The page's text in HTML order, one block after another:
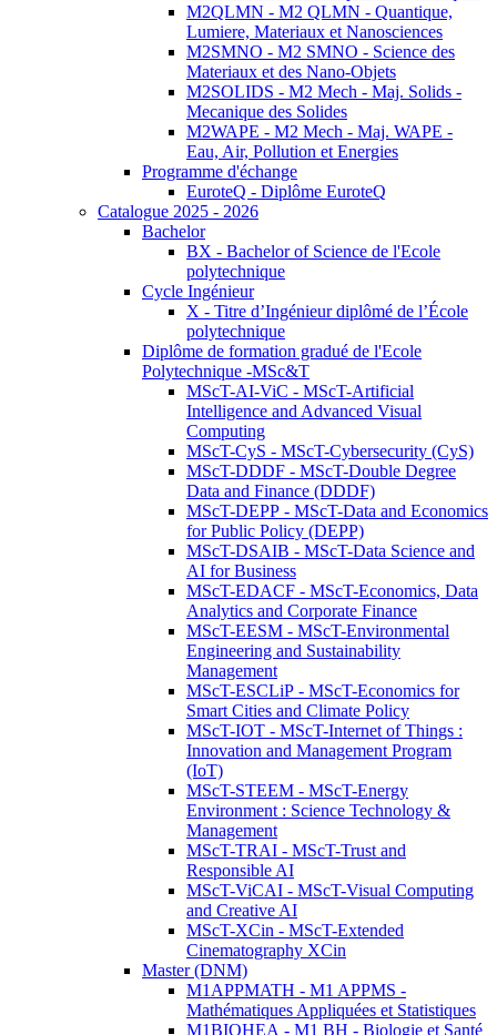
M2QLMN - M2 QLMN - Quantique,
Lumiere, Materiaux et Nanosciences
M2SMNO - M2 SMNO - Science des
Materiaux et des Nano-Objets
M2SOLIDS - M2 Mech - Maj. Solids -
Mecanique des Solides
M2WAPE - M2 Mech - Maj. WAPE -
Eau, Air, Pollution et Energies
Programme d'échange
EuroteQ - Diplôme EuroteQ
Catalogue 2025 - 2026
Bachelor
BX - Bachelor of Science de l'Ecole
polytechnique
Cycle Ingénieur
X - Titre d’Ingénieur diplômé de l’École
polytechnique
Diplôme de formation gradué de l'Ecole
Polytechnique -MSc&T
MScT-AI-ViC - MScT-Artificial
Intelligence and Advanced Visual
Computing
MScT-CyS - MScT-Cybersecurity (CyS)
MScT-DDDF - MScT-Double Degree
Data and Finance (DDDF)
MScT-DEPP - MScT-Data and Economics
for Public Policy (DEPP)
MScT-DSAIB - MScT-Data Science and
AI for Business
MScT-EDACF - MScT-Economics, Data
Analytics and Corporate Finance
MScT-EESM - MScT-Environmental
Engineering and Sustainability
Management
MScT-ESCLiP - MScT-Economics for
Smart Cities and Climate Policy
MScT-IOT - MScT-Internet of Things :
Innovation and Management Program
(IoT)
MScT-STEEM - MScT-Energy
Environment : Science Technology &
Management
MScT-TRAI - MScT-Trust and
Responsible AI
MScT-ViCAI - MScT-Visual Computing
and Creative AI
MScT-XCin - MScT-Extended
Cinematography XCin
Master (DNM)
M1APPMATH - M1 APPMS -
Mathématiques Appliquées et Statistiques
M1BIOHEA - M1 BH - Biologie et Santé